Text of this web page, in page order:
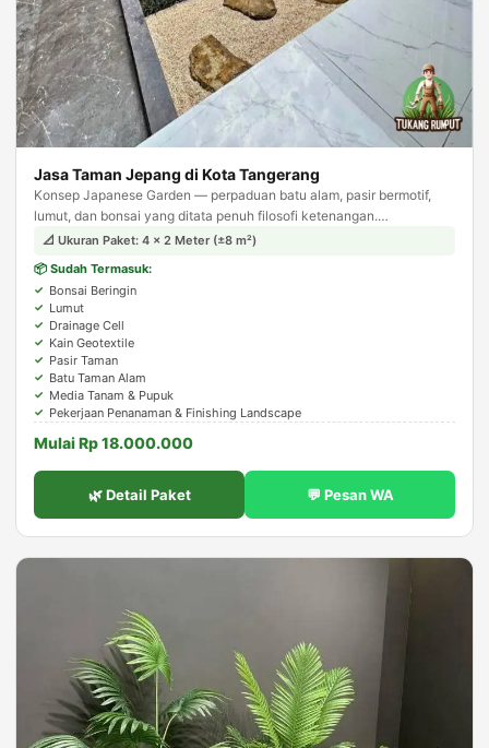
Jasa Taman Jepang di Kota Tangerang
Konsep Japanese Garden — perpaduan batu alam, pasir bermotif,
lumut, dan bonsai yang ditata penuh filosofi ketenangan.
Menghadirkan suasana zen dan meditatif di halaman rumah Anda.
📐 Ukuran Paket: 4 × 2 Meter (±8 m²)
📦 Sudah Termasuk:
Bonsai Beringin
Lumut
Drainage Cell
Kain Geotextile
Pasir Taman
Batu Taman Alam
Media Tanam & Pupuk
Pekerjaan Penanaman & Finishing Landscape
Mulai Rp 18.000.000
🌿 Detail Paket 💬 Pesan WA